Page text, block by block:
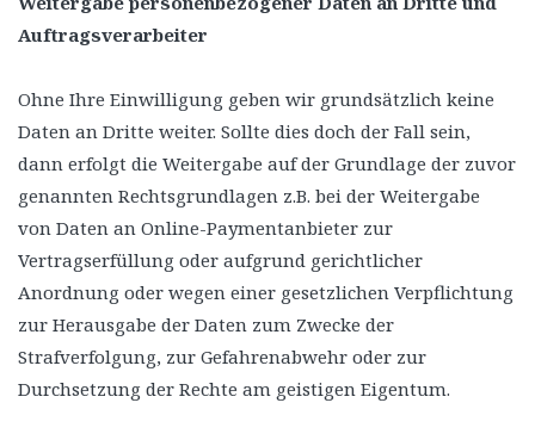
Auftragsverarbeiter
Ohne Ihre Einwilligung geben wir grundsätzlich keine
Daten an Dritte weiter. Sollte dies doch der Fall sein,
dann erfolgt die Weitergabe auf der Grundlage der zuvor
genannten Rechtsgrundlagen z.B. bei der Weitergabe
von Daten an Online-Paymentanbieter zur
Vertragserfüllung oder aufgrund gerichtlicher
Anordnung oder wegen einer gesetzlichen Verpflichtung
zur Herausgabe der Daten zum Zwecke der
Strafverfolgung, zur Gefahrenabwehr oder zur
Durchsetzung der Rechte am geistigen Eigentum.